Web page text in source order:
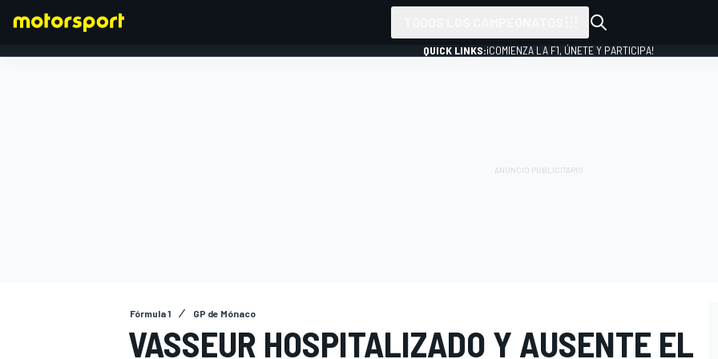
QUICK LINKS:¡COMIENZA LA F1, ÚNETE Y PARTICIPA!
Fórmula 1 GP de Mónaco
VASSEUR HOSPITALIZADO Y AUSENTE EL